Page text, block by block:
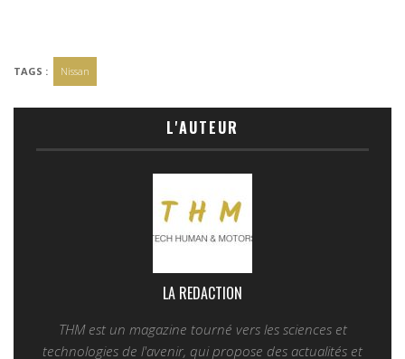
TAGS : Nissan
L'AUTEUR
LA REDACTION
THM est un magazine tourné vers les sciences et
technologies de l'avenir, qui propose des actualités et